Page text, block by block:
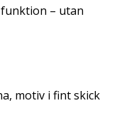
– utan
motiv i fint skick